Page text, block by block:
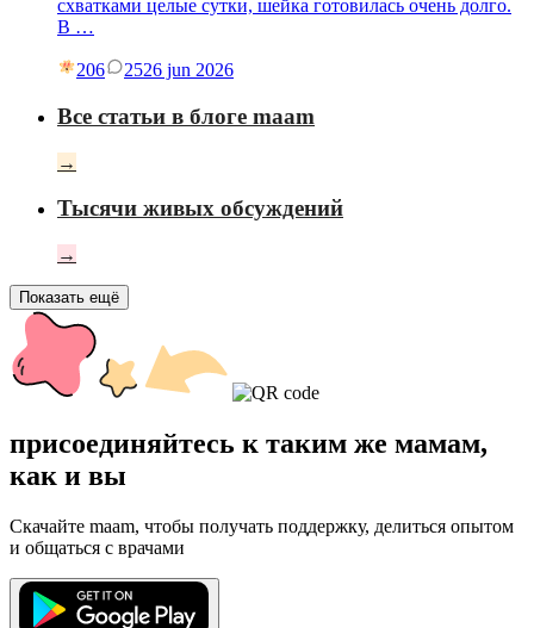
схватками целые сутки, шейка готовилась очень долго.
В …
206 2526 jun 2026
Все статьи в блоге maam
→
Тысячи живых обсуждений
→
Показать ещё
присоединяйтесь к таким же мамам,
как и вы
Скачайте maam, чтобы получать поддержку, делиться опытом
и общаться с врачами